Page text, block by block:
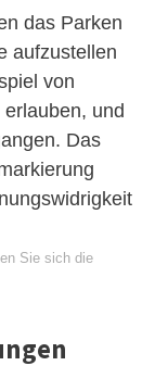
das Parken
aufzustellen
von
und
Das
Sie sich die